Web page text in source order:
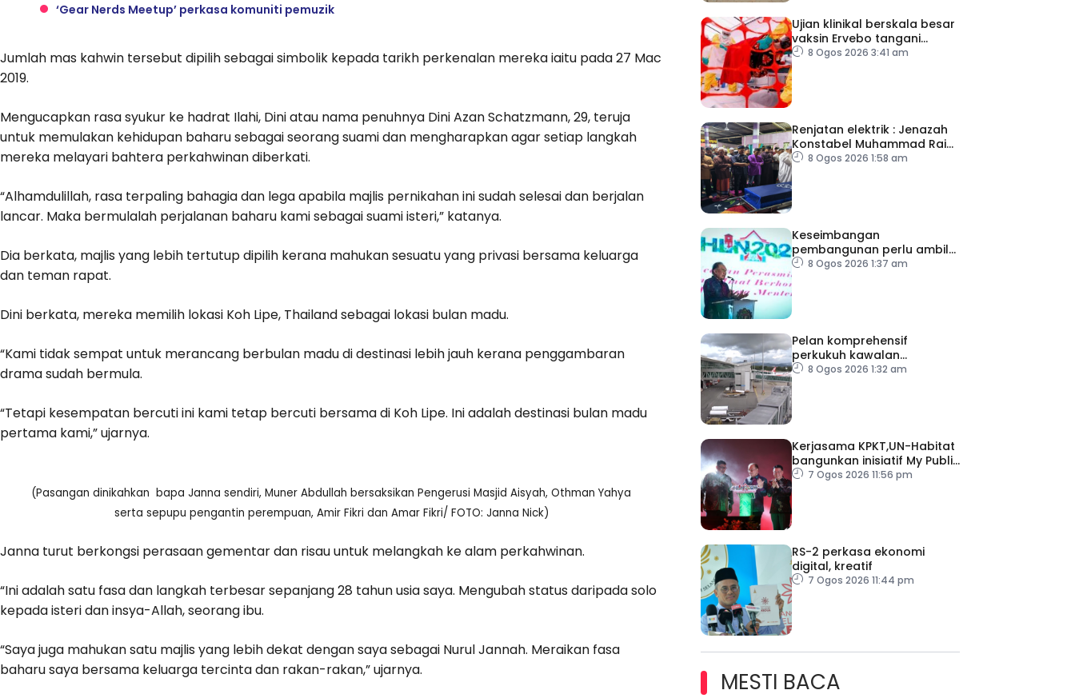
‘Gear Nerds Meetup’ perkasa komuniti pemuzik
Jumlah mas kahwin tersebut dipilih sebagai simbolik kepada tarikh perkenalan mereka iaitu pada 27 Mac
2019.
Mengucapkan rasa syukur ke hadrat Ilahi, Dini atau nama penuhnya Dini Azan Schatzmann, 29, teruja
untuk memulakan kehidupan baharu sebagai seorang suami dan mengharapkan agar setiap langkah
mereka melayari bahtera perkahwinan diberkati.
“Alhamdulillah, rasa terpaling bahagia dan lega apabila majlis pernikahan ini sudah selesai dan berjalan
lancar. Maka bermulalah perjalanan baharu kami sebagai suami isteri,” katanya.
Dia berkata, majlis yang lebih tertutup dipilih kerana mahukan sesuatu yang privasi bersama keluarga
dan teman rapat.
Dini berkata, mereka memilih lokasi Koh Lipe, Thailand sebagai lokasi bulan madu.
“Kami tidak sempat untuk merancang berbulan madu di destinasi lebih jauh kerana penggambaran
drama sudah bermula.
“Tetapi kesempatan bercuti ini kami tetap bercuti bersama di Koh Lipe. Ini adalah destinasi bulan madu
pertama kami,” ujarnya.
(Pasangan dinikahkan bapa Janna sendiri, Muner Abdullah bersaksikan Pengerusi Masjid Aisyah, Othman Yahya
serta sepupu pengantin perempuan, Amir Fikri dan Amar Fikri/ FOTO: Janna Nick)
Janna turut berkongsi perasaan gementar dan risau untuk melangkah ke alam perkahwinan.
“Ini adalah satu fasa dan langkah terbesar sepanjang 28 tahun usia saya. Mengubah status daripada solo
kepada isteri dan insya-Allah, seorang ibu.
“Saya juga mahukan satu majlis yang lebih dekat dengan saya sebagai Nurul Jannah. Meraikan fasa
baharu saya bersama keluarga tercinta dan rakan-rakan,” ujarnya.
Ujian klinikal berskala besar
vaksin Ervebo tangani
wabak Ebola
8 Ogos 2026 3:41 am
Renjatan elektrik : Jenazah
Konstabel Muhammad Raimi
selamat dikebumikan
8 Ogos 2026 1:58 am
Keseimbangan
pembangunan perlu ambil
kira lokasi tumpuan
8 Ogos 2026 1:37 am
Pelan komprehensif
perkukuh kawalan
keselamatan di semua
8 Ogos 2026 1:32 am
Kerjasama KPKT,UN-Habitat
bangunkan inisiatif My Public
Space7 Ogos 2026 11:56 pm
RS-2 perkasa ekonomi
digital, kreatif
7 Ogos 2026 11:44 pm
MESTI BACA